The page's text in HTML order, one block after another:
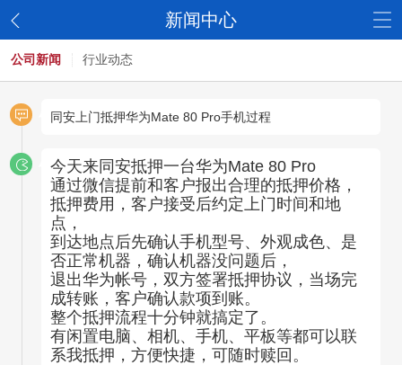
新闻中心
公司新闻 行业动态
同安上门抵押华为Mate 80 Pro手机过程
今天来同安抵押一台华为Mate 80 Pro
通过微信提前和客户报出合理的抵押价格，
抵押费用，客户接受后约定上门时间和地
点，
到达地点后先确认手机型号、外观成色、是
否正常机器，确认机器没问题后，
退出华为帐号，双方签署抵押协议，当场完
成转账，客户确认款项到账。
整个抵押流程十分钟就搞定了。
有闲置电脑、相机、手机、平板等都可以联
系我抵押，方便快捷，可随时赎回。